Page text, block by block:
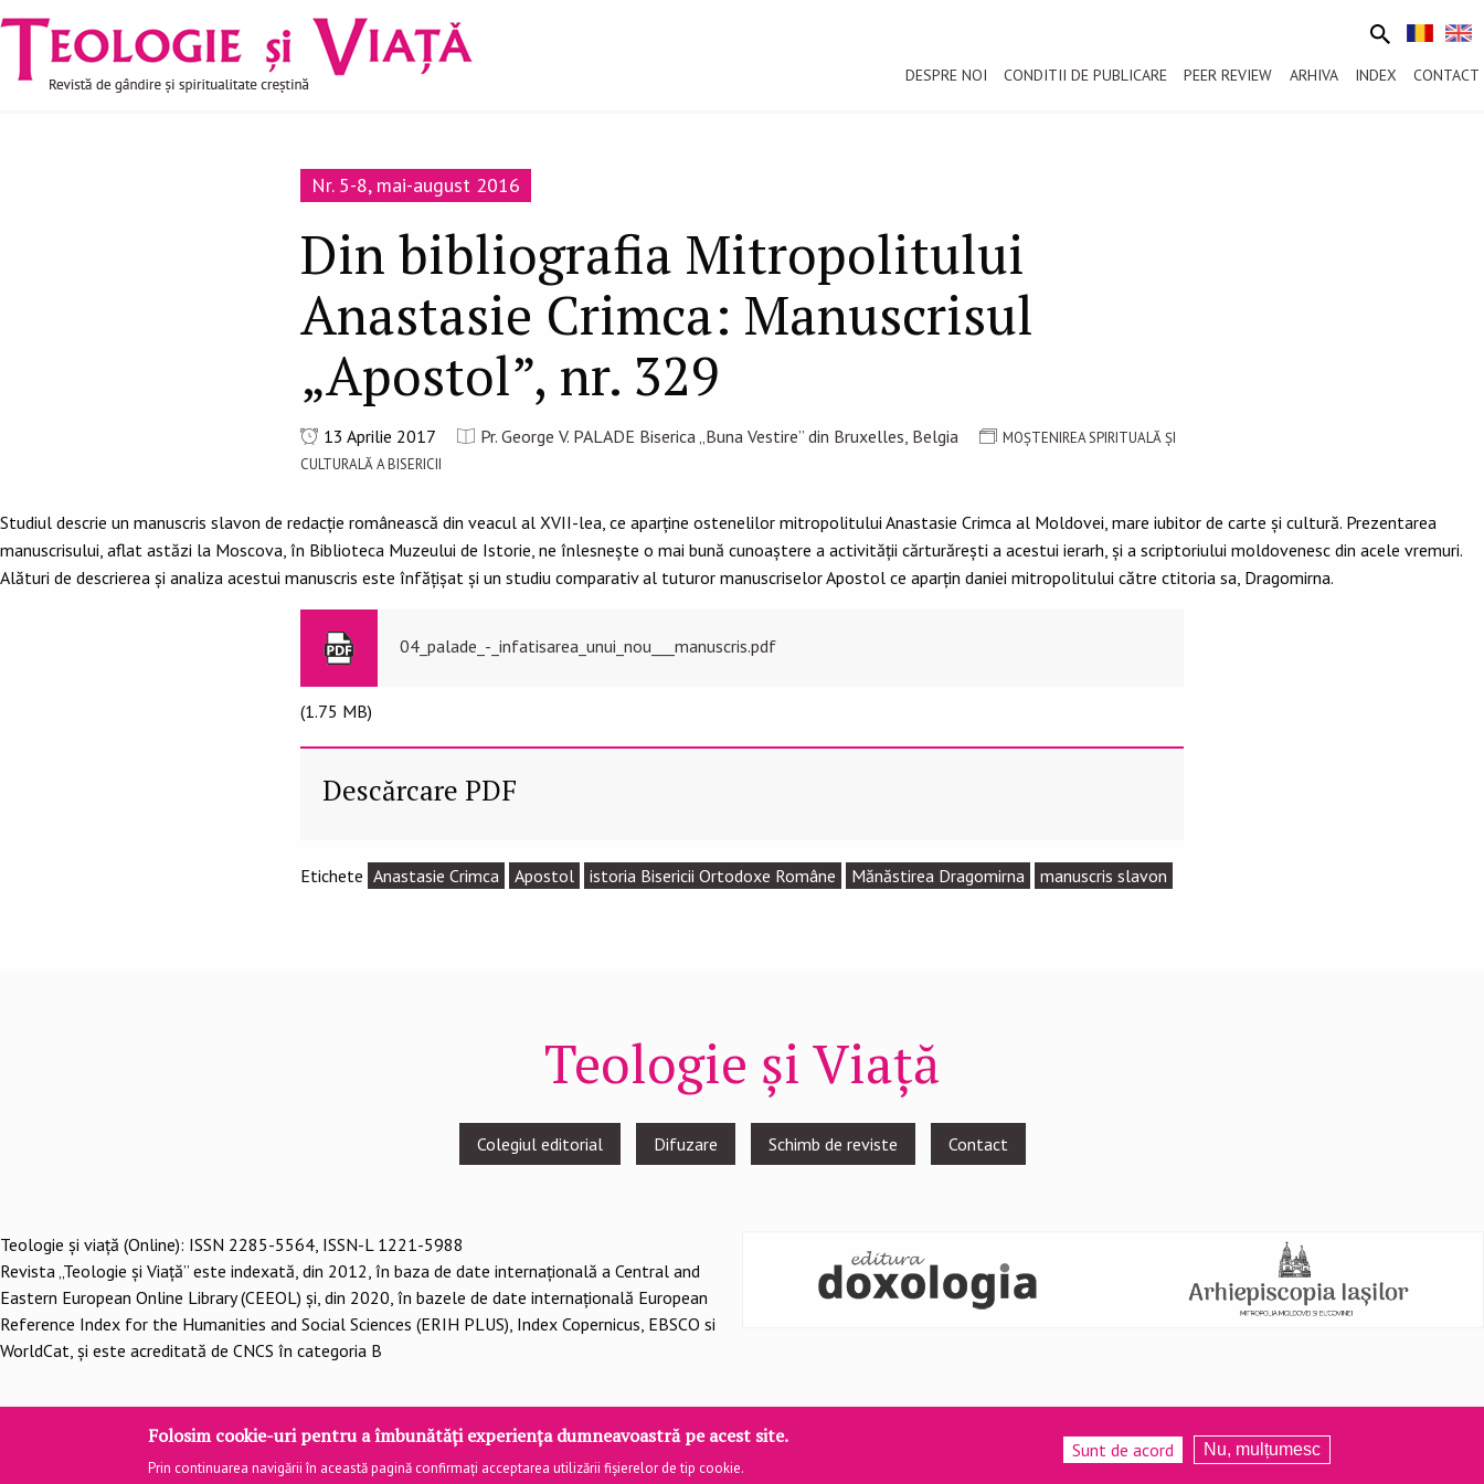
Mergi la conţinutul principal
Navigare
principală
DESPRE NOI CONDITII DE PUBLICARE PEER REVIEW ARHIVA INDEX CONTACT
Nr. 5-8, mai-august 2016
Din bibliografia Mitropolitului
Anastasie Crimca: Manuscrisul
„Apostol”, nr. 329
13 Aprilie 2017 Pr. George V. PALADE Biserica „Buna Vestire” din Bruxelles, Belgia
MOȘTENIREA SPIRITUALĂ ȘI
CULTURALĂ A BISERICII
Studiul descrie un manuscris slavon de redacție românească din veacul al XVII-lea, ce aparține ostenelilor mitropolitului Anastasie Crimca al Moldovei, mare iubitor de carte și cultură. Prezentarea
manuscrisului, aflat astăzi la Moscova, în Biblioteca Muzeului de Istorie, ne înlesnește o mai bună cunoaștere a activității cărturărești a acestui ierarh, și a scriptoriului moldovenesc din acele vremuri.
Alături de descrierea și analiza acestui manuscris este înfățișat și un studiu comparativ al tuturor manuscriselor Apostol ce aparțin daniei mitropolitului către ctitoria sa, Dragomirna.
04_palade_-_infatisarea_unui_nou___manuscris.pdf
(1.75 MB)
Descărcare PDF
Etichete Anastasie Crimca Apostol istoria Bisericii Ortodoxe Române Mănăstirea Dragomirna manuscris slavon
Teologie și Viață
Colegiul editorial Difuzare Schimb de reviste Contact
Teologie şi viaţă (Online): ISSN 2285-5564, ISSN-L 1221-5988
Revista „Teologie și Viață” este indexată, din 2012, în baza de date internațională a Central and
Eastern European Online Library (CEEOL) și, din 2020, în bazele de date internațională European
Reference Index for the Humanities and Social Sciences (ERIH PLUS), Index Copernicus, EBSCO si
WorldCat, și este acreditată de CNCS în categoria B
Site realizat deDOXOLOGIA MEDIA, Arhiepiscopia Iașilor | ©
Folosim cookie-uri pentru a îmbunătăți experiența dumneavoastră pe acest site.
Prin continuarea navigării în această pagină confirmați acceptarea utilizării fișierelor de tip cookie.
Sunt de acord Nu, mulțumesc